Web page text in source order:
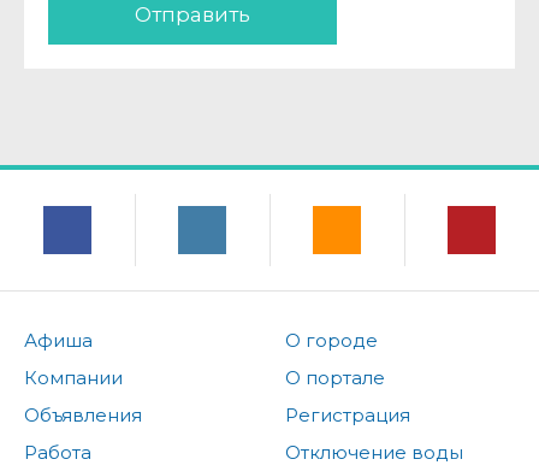
Отправить
Афиша
Компании
Объявления
Работа
О городе
О портале
Регистрация
Отключение воды